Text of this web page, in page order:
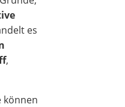
es
,
können